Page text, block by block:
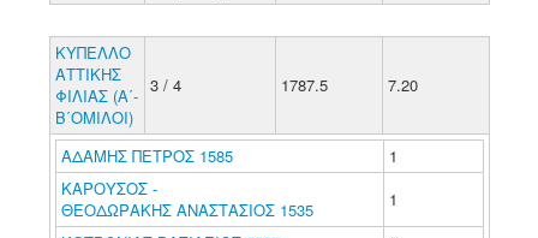
ΚΥΠΕΛΛΟ
ΑΤΤΙΚΗΣ
ΦΙΛΙΑΣ (Α΄-
Β΄ΟΜΙΛΟΙ)
3 / 4 1787.5 7.20
ΑΔΑΜΗΣ ΠΕΤΡΟΣ 1585
1
ΚΑΡΟΥΣΟΣ -
ΘΕΟΔΩΡΑΚΗΣ ΑΝΑΣΤΑΣΙΟΣ 1535
1